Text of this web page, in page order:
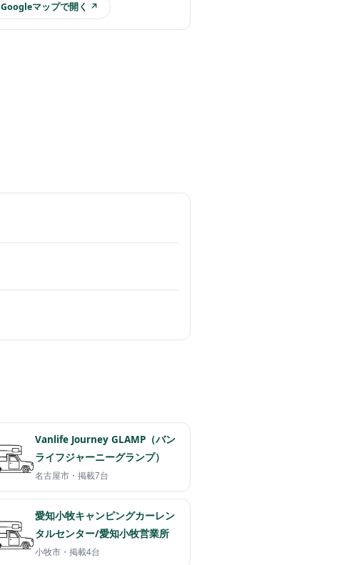
Googleマップで開く ↗
Vanlife Journey GLAMP（バン
ライフジャーニーグランプ）
名古屋市・掲載7台
愛知小牧キャンピングカーレン
タルセンター/愛知小牧営業所
小牧市・掲載4台